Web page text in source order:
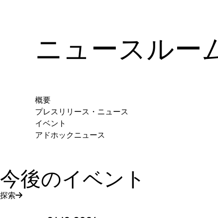
ニュースルー
概要
プレスリリース・ニュース
イベント
アドホックニュース
今後のイベント
探索